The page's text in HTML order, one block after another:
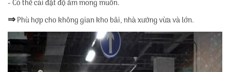
- Có thể cài đặt độ ẩm mong muốn.
⇒Phù hợp cho không gian kho bãi, nhà xưởng vừa và lớn.